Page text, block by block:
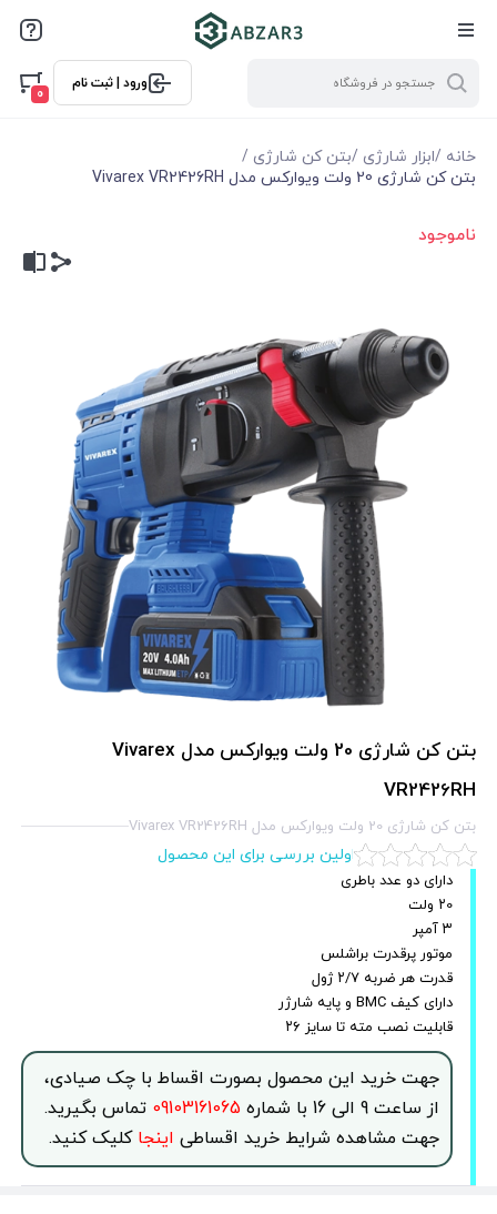
ورود | ثبت نام
0
خانه /ابزار شارژی /بتن کن شارژی /
بتن کن شارژی 20 ولت ویوارکس مدل Vivarex VR2426RH
ناموجود
بتن کن شارژی 20 ولت ویوارکس مدل Vivarex
VR2426RH
بتن کن شارژی 20 ولت ویوارکس مدل Vivarex VR2426RH
اولین بررسی برای این محصول
دارای دو عدد باطری
۲0 ولت
۳ آمپر
موتور پرقدرت براشلس
قدرت هر ضربه ۲/۷ ژول
دارای کیف BMC و پایه شارژر
قابلیت نصب مته تا سایز ۲۶
جهت خرید این محصول بصورت اقساط با چک صیادی،
از ساعت 9 الی 16 با شماره
09103161065 تماس بگیرید.
جهت مشاهده شرایط خرید اقساطی اینجاکلیک کنید.